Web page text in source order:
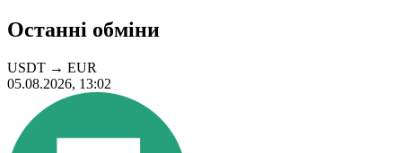
Останні обміни
USDT → EUR
05.08.2026, 13:02